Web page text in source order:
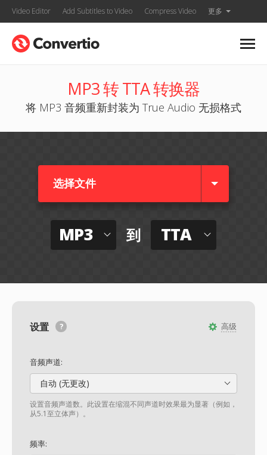
Video Editor Add Subtitles to Video Compress Video 更多
MP3 转 TTA 转换器
将 MP3 音频重新封装为 True Audio 无损格式
选择文件
MP3 到 TTA
高级
设置
音频声道:
自动 (无更改)
设置音频声道数。此设置在缩混不同声道时效果最为显著（例如，
从5.1至立体声）。
频率: